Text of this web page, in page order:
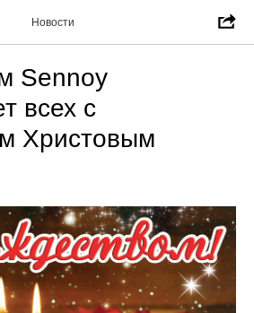
Новости
Sennoy
всех с
Христовым